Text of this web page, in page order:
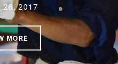
26, 2017
MORE